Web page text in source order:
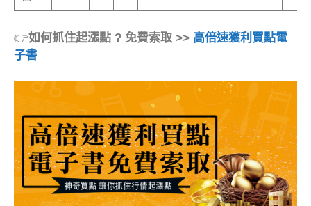
👉如何抓住起漲點 ? 免費索取 >> 高倍速獲利買點電
子書